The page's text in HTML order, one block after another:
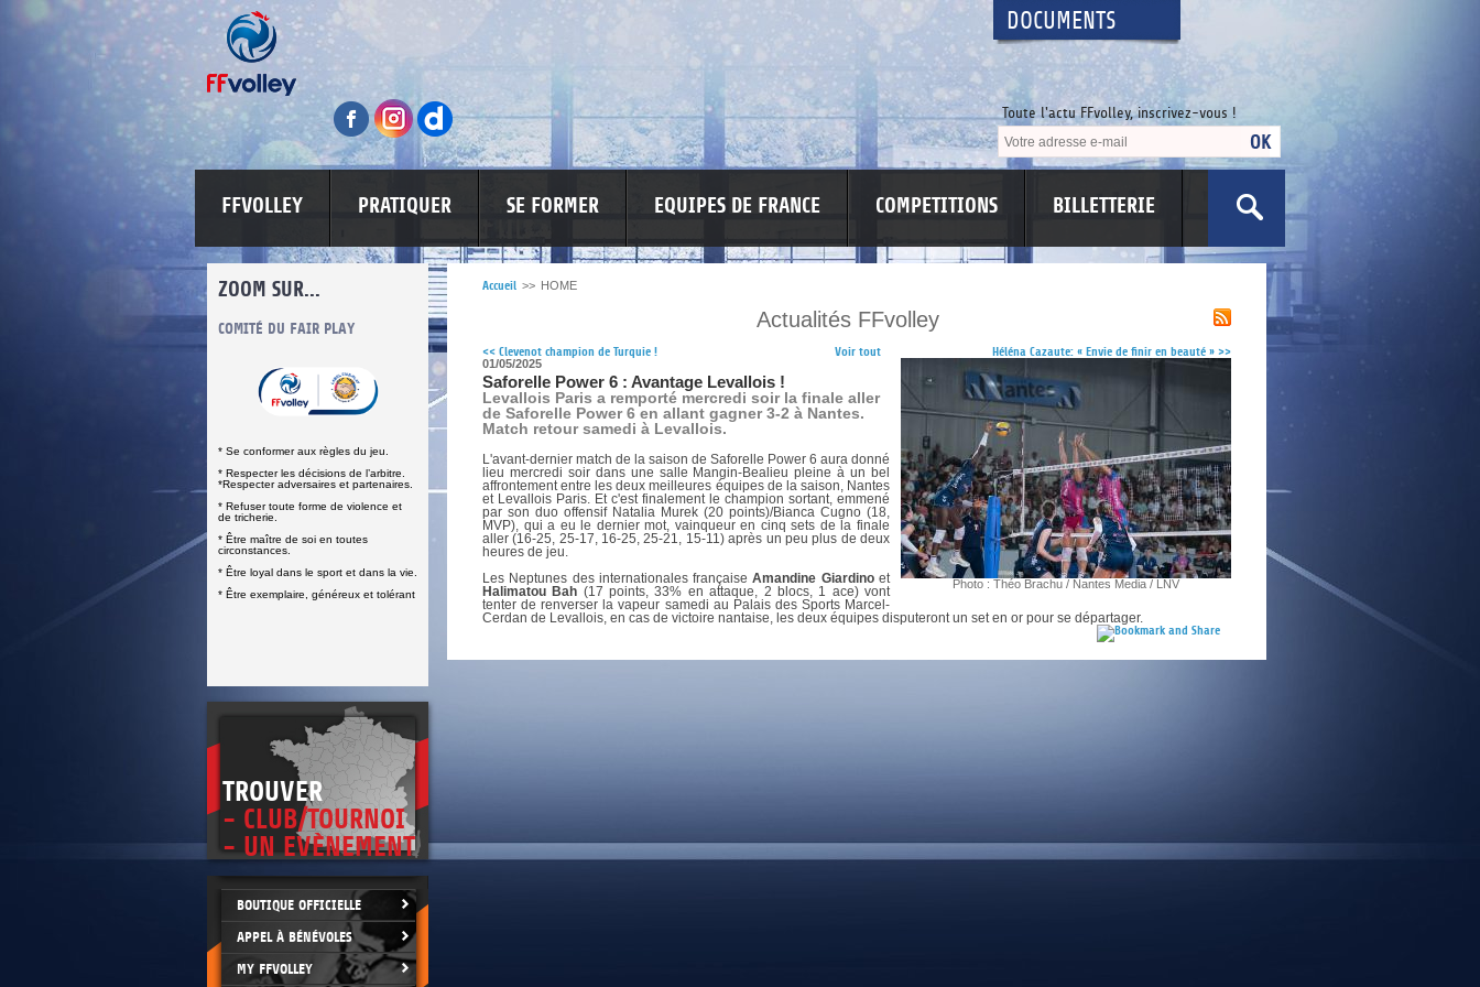
DOCUMENTS
Toute l'actu FFvolley, inscrivez-vous !
FFVOLLEY PRATIQUER SE FORMER EQUIPES DE FRANCE COMPETITIONS BILLETTERIE
ZOOM SUR...
DOCUMENTS UTILES
CLIQUEZ ICI
COMITÉ DU FAIR PLAY
* Se conformer aux règles du jeu.
* Respecter les décisions de l’arbitre.
*Respecter adversaires et partenaires.
* Refuser toute forme de violence et
de tricherie.
* Être maître de soi en toutes
circonstances.
* Être loyal dans le sport et dans la vie.
* Être exemplaire, généreux et tolérant
LUTTE CONTRE LES VIOLENCES INFORMATIONS CORONAVIRUS
DOCUMENTS UTILES
SITUATION SANITAIRE
COVID-19
CLIQUEZ ICI
TROUVER
- CLUB/TOURNOI
- UN EVÈNEMENT
BOUTIQUE OFFICIELLE
APPEL À BÉNÉVOLES
MY FFVOLLEY
Accueil >> HOME
Actualités FFvolley
<< Clevenot champion de Turquie ! Voir tout Héléna Cazaute: « Envie de finir en beauté » >>
Photo : Théo Brachu / Nantes Media / LNV
01/05/2025
Saforelle Power 6 : Avantage Levallois !
Levallois Paris a remporté mercredi soir la finale aller
de Saforelle Power 6 en allant gagner 3-2 à Nantes.
Match retour samedi à Levallois.
L'avant-dernier match de la saison de Saforelle Power 6 aura donné
lieu mercredi soir dans une salle Mangin-Bealieu pleine à un bel
affrontement entre les deux meilleures équipes de la saison, Nantes
et Levallois Paris. Et c'est finalement le champion sortant, emmené
par son duo offensif Natalia Murek (20 points)/Bianca Cugno (18,
MVP), qui a eu le dernier mot, vainqueur en cinq sets de la finale
aller (16-25, 25-17, 16-25, 25-21, 15-11) après un peu plus de deux
heures de jeu.
Les Neptunes des internationales françaiseAmandine Giardinoet
Halimatou Bah (17 points, 33% en attaque, 2 blocs, 1 ace) vont
tenter de renverser la vapeur samedi au Palais des Sports Marcel-
Cerdan de Levallois, en cas de victoire nantaise, les deux équipes disputeront un set en or pour se départager.